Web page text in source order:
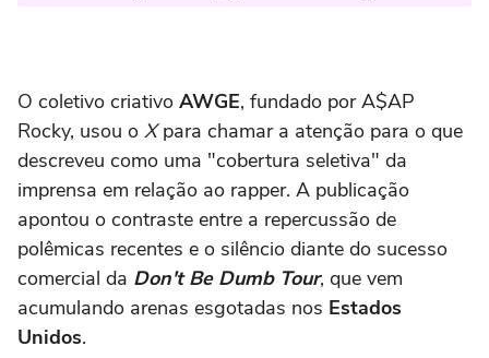
O coletivo criativo AWGE, fundado por A$AP
Rocky, usou o Xpara chamar a atenção para o que
descreveu como uma "cobertura seletiva" da
imprensa em relação ao rapper. A publicação
apontou o contraste entre a repercussão de
polêmicas recentes e o silêncio diante do sucesso
comercial da Don't Be Dumb Tour, que vem
acumulando arenas esgotadas nos Estados
Unidos.